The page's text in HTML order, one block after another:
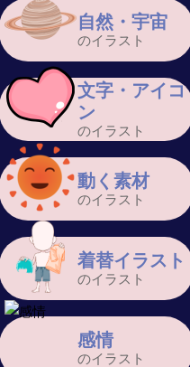
自然・宇宙
のイラスト
文字・アイコ
ン
のイラスト
動く素材
のイラスト
着替イラスト
のイラスト
感情
のイラスト